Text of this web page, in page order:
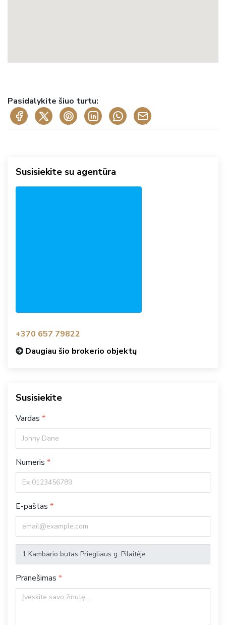
Pasidalykite šiuo turtu:
Susisiekite su agentūra
+370 657 79822
Daugiau šio brokerio objektų
Susisiekite
Vardas
Numeris
E-paštas
Pranešimas